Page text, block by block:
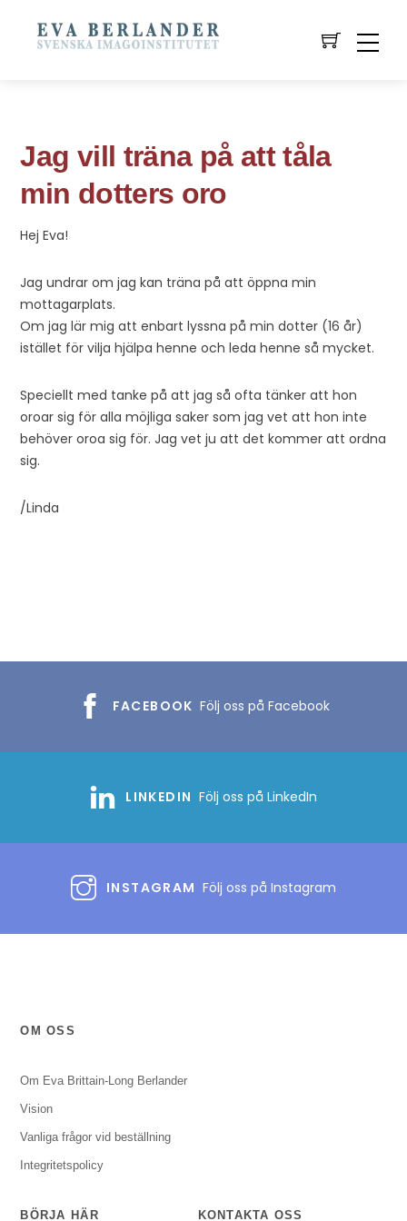
Jag vill träna på att tåla
min dotters oro
Hej Eva!
Jag undrar om jag kan träna på att öppna min
mottagarplats.
Om jag lär mig att enbart lyssna på min dotter (16 år)
istället för vilja hjälpa henne och leda henne så mycket.
Speciellt med tanke på att jag så ofta tänker att hon
oroar sig för alla möjliga saker som jag vet att hon inte
behöver oroa sig för. Jag vet ju att det kommer att ordna
sig.
/Linda
FACEBOOK Följ oss på Facebook
LINKEDIN Följ oss på LinkedIn
INSTAGRAM Följ oss på Instagram
OM OSS
Om Eva Brittain-Long Berlander
Vision
Vanliga frågor vid beställning
Integritetspolicy
BÖRJA HÄR KONTAKTA OSS